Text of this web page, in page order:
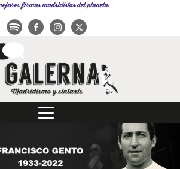
firmas madridistas del planeta